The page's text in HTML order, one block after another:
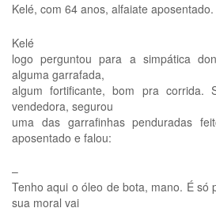
Kelé, com 64 anos, alfaiate aposentado.
Kelé
logo perguntou para a simpática
alguma garrafada,
algum fortificante, bom pra corrida.
vendedora, segurou
uma das garrafinhas penduradas
aposentado e falou:
–
Tenho aqui o óleo de bota, mano. É só
sua moral vai